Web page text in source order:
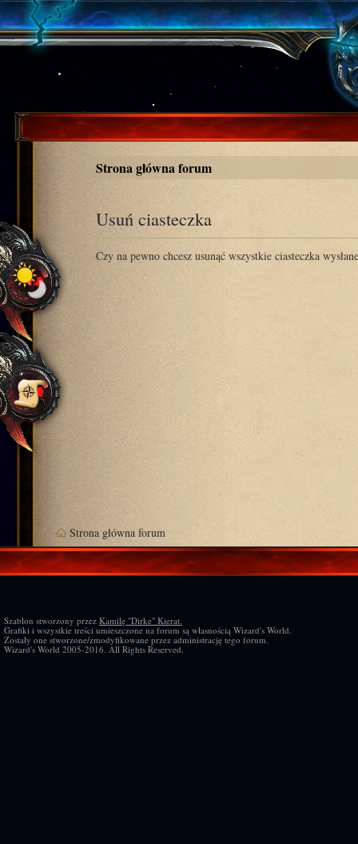
Strona główna forum
Usuń ciasteczka
Czy na pewno chcesz usunąć wszystkie ciasteczka
Strona główna forum
Szablon stworzony przez Kamilę "Dirke" Kierat.
Grafiki i wszystkie treści umieszczone na forum są własnością Wizard's World.
Zostały one stworzone/zmodyfikowane przez administrację tego forum.
Wizard's World 2005-2016. All Rights Reserved.